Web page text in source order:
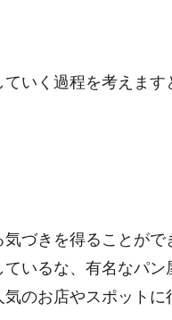
いく過程を考えま
づきを得ることが
いるな、有名なパ
のお店やスポットに